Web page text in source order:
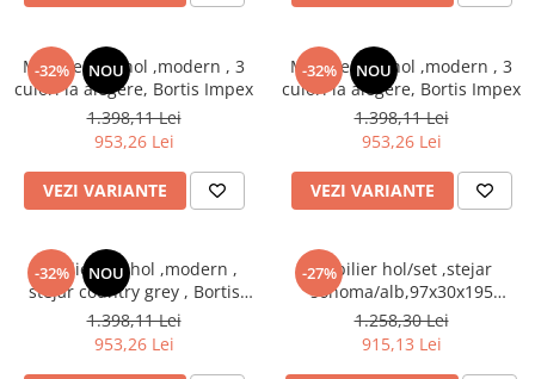
-32% NOU
Mobilier set hol ,modern , 3
culori la alegere, Bortis Impex
1.398,11 Lei
953,26 Lei
VEZI VARIANTE
-32% NOU
Mobilier set hol ,modern , 3
culori la alegere, Bortis Impex
1.398,11 Lei
953,26 Lei
VEZI VARIANTE
-32% NOU
Mobilier set hol ,modern ,
stejar country grey , Bortis
Impex
1.398,11 Lei
953,26 Lei
-27%
Mobilier hol/set ,stejar
sonoma/alb,97x30x195
cm,Bortis impex
1.258,30 Lei
915,13 Lei